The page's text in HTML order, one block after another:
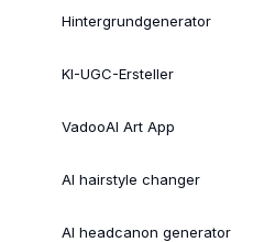
Hintergrundgenerator
KI-UGC-Ersteller
VadooAI Art App
AI hairstyle changer
AI headcanon generator